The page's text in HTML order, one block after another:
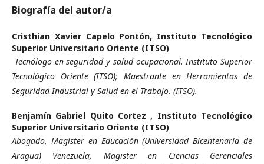
Biografía del autor/a
Cristhian Xavier Capelo Pontón, Instituto Tecnológico
Superior Universitario Oriente (ITSO)
Tecnólogo en seguridad y salud ocupacional. Instituto Superior
Tecnológico Oriente (ITSO); Maestrante en Herramientas de
Seguridad Industrial y Salud en el Trabajo. (ITSO).
Benjamín Gabriel Quito Cortez , Instituto Tecnológico
Superior Universitario Oriente (ITSO)
Abogado, Magister en Educación (Universidad Bicentenaria de
Aragua) Venezuela, Magister en Ciencias Gerenciales